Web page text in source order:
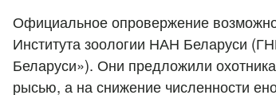
Официальное опровержение
Института зоологии НАН Беларуси
Беларуси»). Они предложили
рысью, а на снижение численности